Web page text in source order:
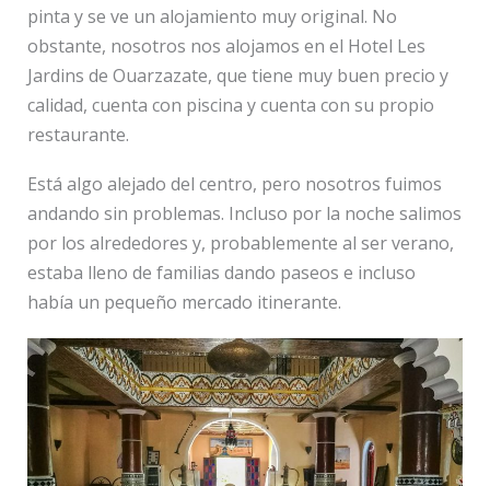
pinta y se ve un alojamiento muy original. No
obstante, nosotros nos alojamos en el Hotel Les
Jardins de Ouarzazate, que tiene muy buen precio y
calidad, cuenta con piscina y cuenta con su propio
restaurante.
Está algo alejado del centro, pero nosotros fuimos
andando sin problemas. Incluso por la noche salimos
por los alrededores y, probablemente al ser verano,
estaba lleno de familias dando paseos e incluso
había un pequeño mercado itinerante.